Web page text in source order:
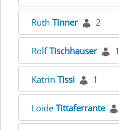
Ruth Tinner 2
RolfTischhauser 1
Katrin Tissi 1
Loide Tittaferrante